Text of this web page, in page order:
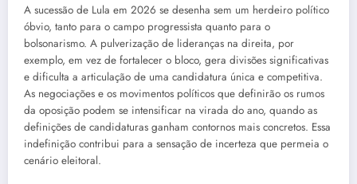
A sucessão de Lula em 2026 se desenha sem um herdeiro político
óbvio, tanto para o campo progressista quanto para o
bolsonarismo. A pulverização de lideranças na direita, por
exemplo, em vez de fortalecer o bloco, gera divisões significativas
e dificulta a articulação de uma candidatura única e competitiva.
As negociações e os movimentos políticos que definirão os rumos
da oposição podem se intensificar na virada do ano, quando as
definições de candidaturas ganham contornos mais concretos. Essa
indefinição contribui para a sensação de incerteza que permeia o
cenário eleitoral.